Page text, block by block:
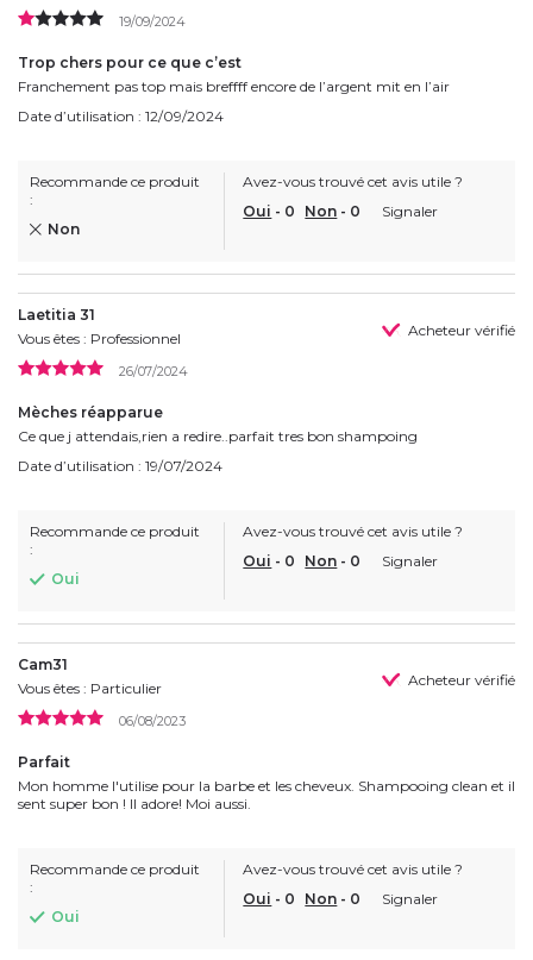
19/09/2024
Trop chers pour ce que c’est
Franchement pas top mais breffff encore de l’argent mit en l’air
Date d’utilisation : 12/09/2024
Recommande ce produit
:
Non
Avez-vous trouvé cet avis utile ?
Oui - 0 Non - 0 Signaler
Laetitia 31
Vous êtes : Professionnel
Acheteur vérifié
26/07/2024
Mèches réapparue
Ce que j attendais,rien a redire..parfait tres bon shampoing
Date d’utilisation : 19/07/2024
Recommande ce produit
:
Oui
Avez-vous trouvé cet avis utile ?
Oui - 0 Non - 0 Signaler
Cam31
Vous êtes : Particulier
Acheteur vérifié
06/08/2023
Parfait
Mon homme l'utilise pour la barbe et les cheveux. Shampooing clean et il
sent super bon ! Il adore! Moi aussi.
Recommande ce produit
:
Oui
Avez-vous trouvé cet avis utile ?
Oui - 0 Non - 0 Signaler